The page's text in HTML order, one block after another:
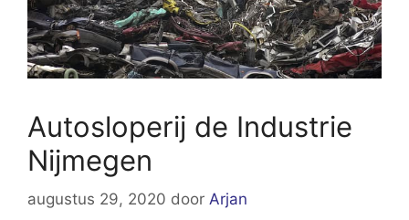
Autosloperij de Industrie
Nijmegen
augustus 29, 2020 door Arjan